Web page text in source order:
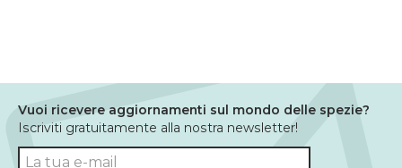
Vuoi ricevere aggiornamenti sul mondo delle spezie?
Iscriviti gratuitamente alla nostra newsletter!